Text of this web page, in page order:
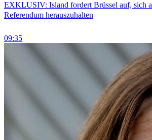
EXKLUSIV: Island fordert Brüssel auf, sich
Referendum herauszuhalten
09:35